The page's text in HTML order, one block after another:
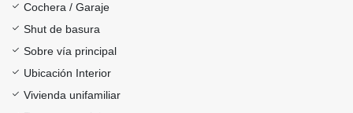
Cochera / Garaje
Shut de basura
Sobre vía principal
Ubicación Interior
Vivienda unifamiliar